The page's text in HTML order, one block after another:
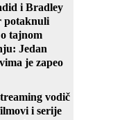
i Bradley
potaknuli
tajnom
Jedan
je zapeo
vodič
i serije